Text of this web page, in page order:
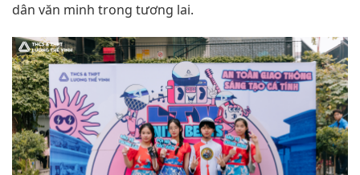
dân văn minh trong tương lai.